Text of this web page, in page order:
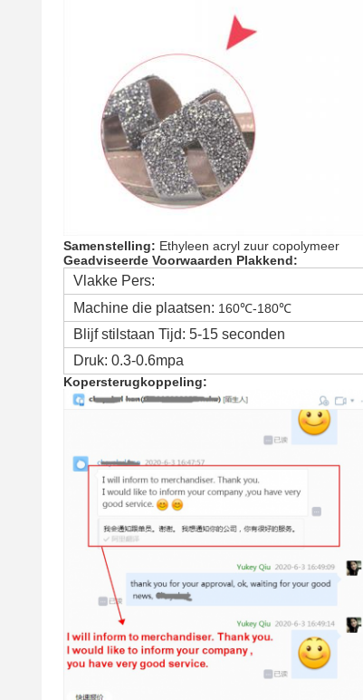
Samenstelling: Ethyleen acryl zuur copolymeer
Geadviseerde Voorwaarden Plakkend:
Vlakke Pers:
Machine die plaatsen: 160℃-180℃
Blijf stilstaan Tijd: 5-15 seconden
Druk: 0.3-0.6mpa
Kopersterugkoppeling: